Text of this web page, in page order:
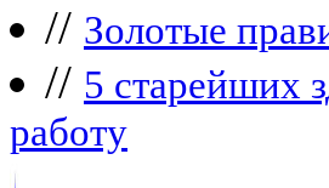
// Зoлoтые
// 5 старейших
работу